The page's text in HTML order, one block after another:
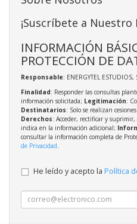
¡Suscríbete a Nuestro
INFORMACIÓN
PROTECCIÓN DE
Responsable: ENERGYTEL ESTUDIOS,
Finalidad: Responder las consultas
información solicitada; Legitimación:
Destinatarios: Solo se realizan
Derechos: Acceder, rectificar y suprimir,
indica en la información adicional;
consultar la información completa de
de Privacidad
He leído y acepto la Política